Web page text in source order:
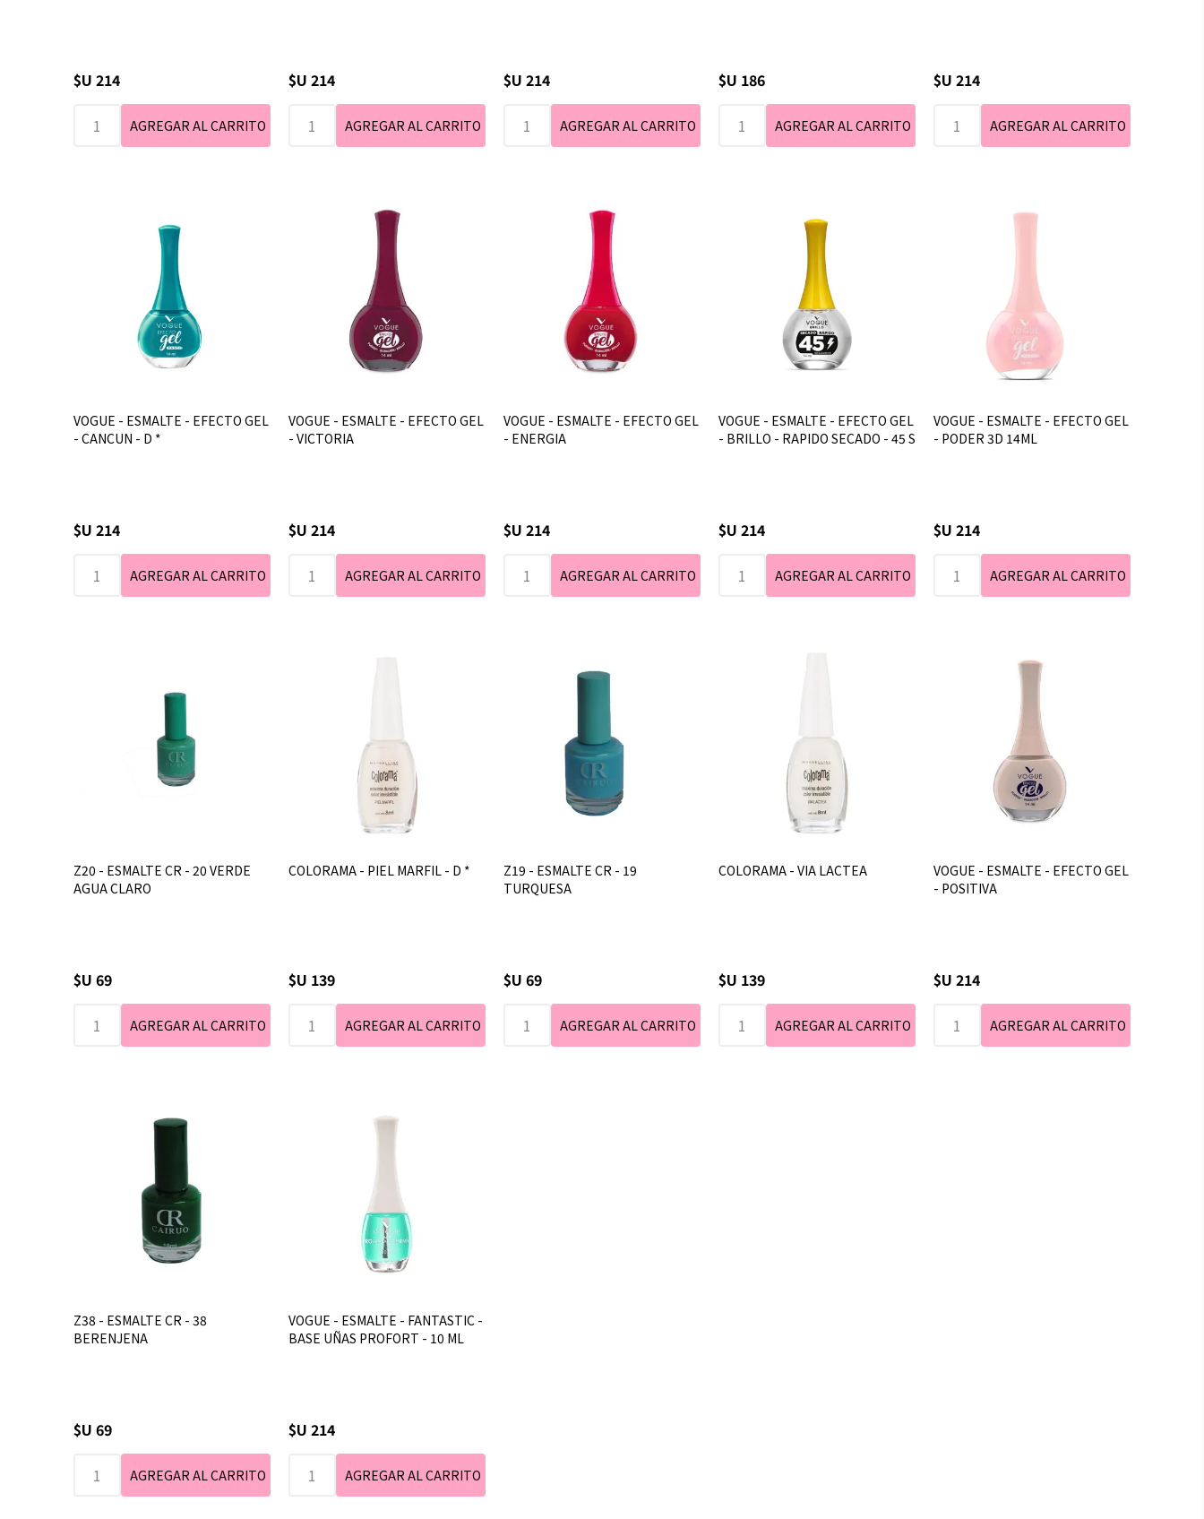
$U 214 $U 214 $U 214 $U 186 $U 214
VOGUE - ESMALTE - EFECTO GEL
- CANCUN - D *
$U 214
VOGUE - ESMALTE - EFECTO GEL
- VICTORIA
$U 214
VOGUE - ESMALTE - EFECTO GEL
- ENERGIA
$U 214
VOGUE - ESMALTE - EFECTO GEL
- BRILLO - RAPIDO SECADO - 45 S
$U 214
VOGUE - ESMALTE - EFECTO GEL
- PODER 3D 14ML
$U 214
Z20 - ESMALTE CR - 20 VERDE
AGUA CLARO
$U 69
COLORAMA - PIEL MARFIL - D *
$U 139
Z19 - ESMALTE CR - 19
TURQUESA
$U 69
COLORAMA - VIA LACTEA
$U 139
VOGUE - ESMALTE - EFECTO GEL
- POSITIVA
$U 214
Z38 - ESMALTE CR - 38
BERENJENA
$U 69
VOGUE - ESMALTE - FANTASTIC -
BASE UÑAS PROFORT - 10 ML
$U 214